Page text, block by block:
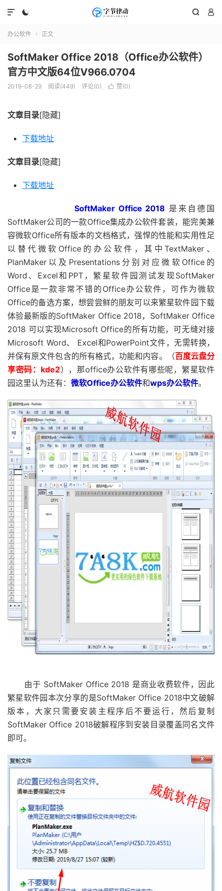
  

办公软件  正文
SoftMaker Office 2018（Office办公软件）
官方中文版64位V966.0704
2019-08-29 阅读(449) 评论(0)  赞(0)
文章目录[隐藏]
下载地址
文章目录[隐藏]
下载地址
SoftMaker Office 2018 是来自德国
SoftMaker公司的一款Office集成办公软件套装，能完美兼
容微软Office所有版本的文档格式，强悍的性能和实用性足
以替代微软Office的办公软件，其中TextMaker、
PlanMaker以及Presentations分别对应微软Office的
Word、Excel和PPT，繁星软件园测试发现SoftMaker
Office是一款非常不错的Office办公软件，可作为微软
Office的备选方案，想尝尝鲜的朋友可以来繁星软件园下载
体验最新版的SoftMaker Office 2018，SoftMaker Office
2018 可以实现Microsoft Office的所有功能，可无缝对接
Microsoft Word、 Excel和PowerPoint文件，无需转换，
并保有原文件包含的所有格式，功能和内容。（百度云盘分
享密码：kde2），那office办公软件有哪些呢，繁星软件
园这里认为还有： 微软Office办公软件和wps办公软件。
由于 SoftMaker Office 2018 是商业收费软件，因此
繁星软件园本次分享的是SoftMaker Office 2018中文破解
版本，大家只需要安装主程序后不要运行，然后复制
SoftMaker Office 2018破解程序到安装目录覆盖同名文件
即可。